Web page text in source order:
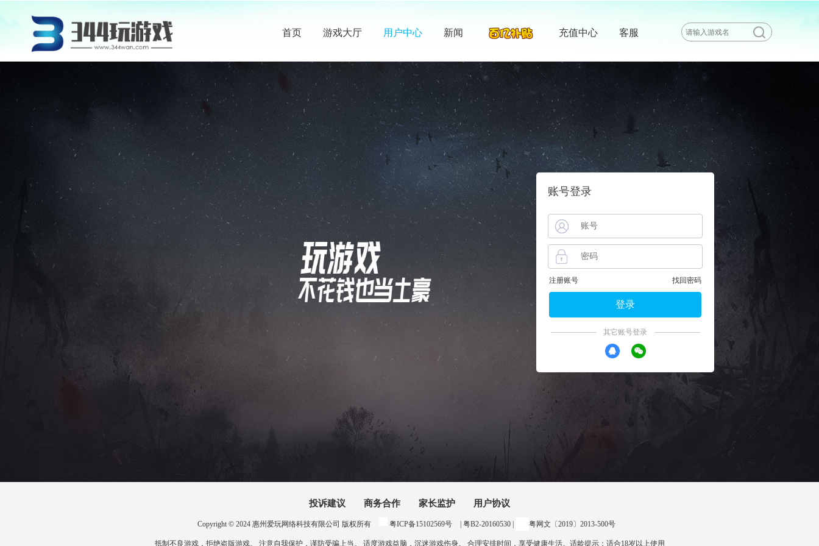
首页 游戏大厅 用户中心 新闻 充值中心 客服
账号登录
注册账号 找回密码
登录
其它账号登录
投诉建议 商务合作 家长监护 用户协议
Copyright © 2024 惠州爱玩网络科技有限公司 版权所有 粤ICP备15102569号 | 粤B2-20160530 | 粤网文〔2019〕2013-500号
抵制不良游戏，拒绝盗版游戏。 注意自我保护，谨防受骗上当。 适度游戏益脑，沉迷游戏伤身。 合理安排时间，享受健康生活。适龄提示：适合18岁以上使用